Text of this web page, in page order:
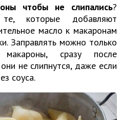
чтобы не слипались?
которые добавляют
масло к макаронам
Заправлять можно только
макароны, сразу после
не слипнутся, даже если
соуса.